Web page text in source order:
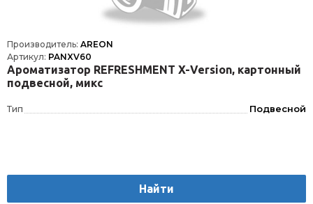
Производитель: AREON
Артикул: PANXV60
Ароматизатор REFRESHMENT X-Version, картонный
подвесной, микс
Тип Подвесной
Найти